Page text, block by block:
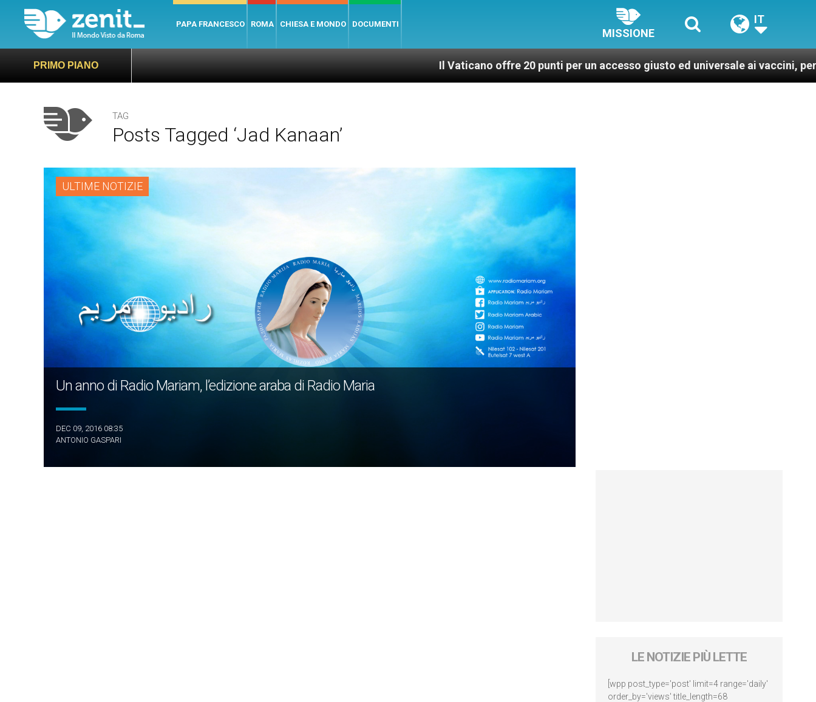
PAPA FRANCESCO ROMA CHIESA E MONDO DOCUMENTI
MISSIONE
IT
PRIMO PIANO Il Vaticano offre 20 punti per un accesso giusto ed universale ai vaccini, per un mondo più
TAG
Posts Tagged ‘Jad Kanaan’
ULTIME NOTIZIE
Un anno di Radio Mariam, l’edizione araba di Radio Maria
DEC 09, 2016 08:35
ANTONIO GASPARI
LE NOTIZIE PIÙ LETTE
[wpp post_type='post' limit=4 range='daily'
order_by='views' title_length=68